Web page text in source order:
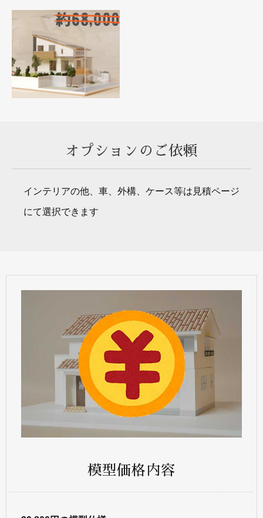
オプションのご依頼
インテリアの他、車、外構、ケース等は見積ページ
にて選択できます
模型価格内容